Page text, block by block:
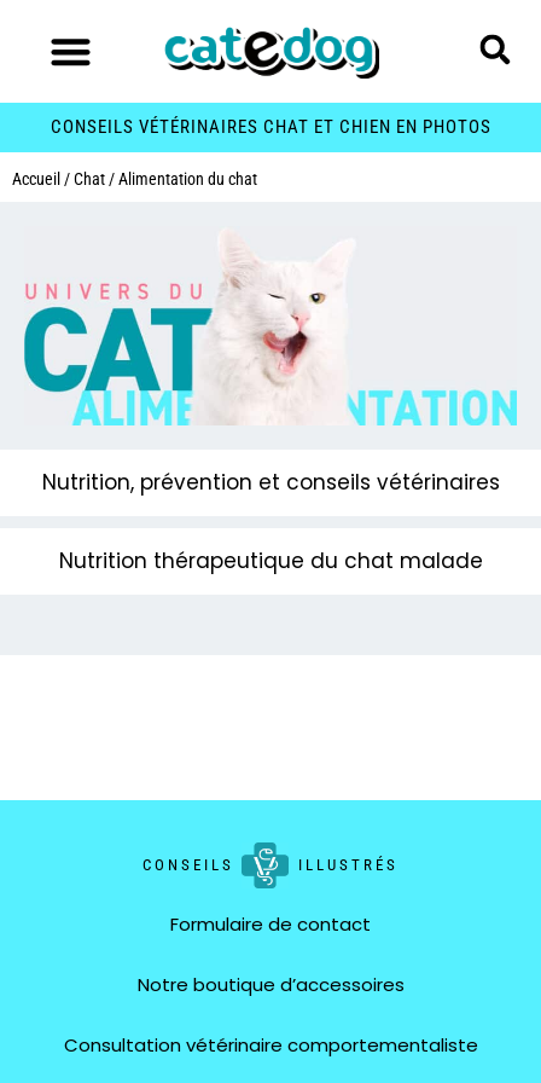
CONSEILS VÉTÉRINAIRES CHAT ET CHIEN EN PHOTOS
Accueil /Chat /Alimentation du chat
Nutrition, prévention et conseils vétérinaires
Nutrition thérapeutique du chat malade
CONSEILS ILLUSTRÉS
Formulaire de contact
Notre boutique d’accessoires
Consultation vétérinaire comportementaliste